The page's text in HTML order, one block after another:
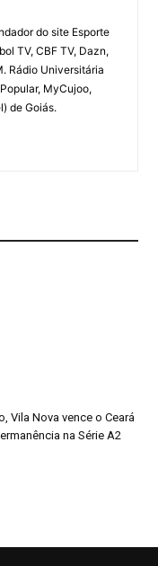
do site Esporte
TV, CBF TV, Dazn,
Rádio Universitária
MyCujoo,
de Goiás.
Vila Nova vence o Ceará
na Série A2